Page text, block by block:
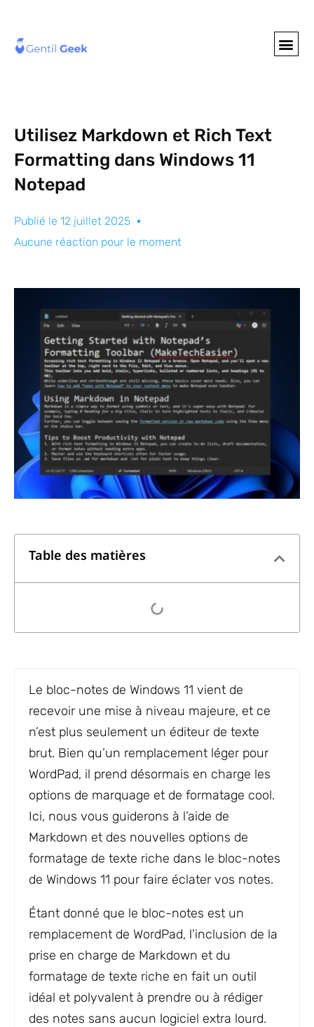
Utilisez Markdown et Rich Text
Formatting dans Windows 11
Notepad
Publié le 12 juillet 2025
Aucune réaction pour le moment
Table des matières
Le bloc-notes de Windows 11 vient de
recevoir une mise à niveau majeure, et ce
n’est plus seulement un éditeur de texte
brut. Bien qu’un remplacement léger pour
WordPad, il prend désormais en charge les
options de marquage et de formatage cool.
Ici, nous vous guiderons à l’aide de
Markdown et des nouvelles options de
formatage de texte riche dans le bloc-notes
de Windows 11 pour faire éclater vos notes.
Étant donné que le bloc-notes est un
remplacement de WordPad, l’inclusion de la
prise en charge de Markdown et du
formatage de texte riche en fait un outil
idéal et polyvalent à prendre ou à rédiger
des notes sans aucun logiciel extra lourd.